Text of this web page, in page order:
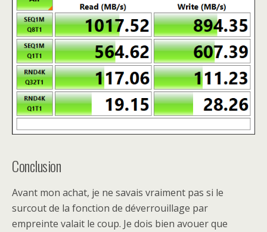
Conclusion
Avant mon achat, je ne savais vraiment pas si le
surcout de la fonction de déverrouillage par
empreinte valait le coup. Je dois bien avouer que